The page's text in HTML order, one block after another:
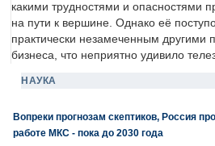
какими трудностями и опасностями
на пути к вершине. Однако её
практически незамеченным другими
бизнеса, что неприятно удивило
НАУКА
Вопреки прогнозам скептиков, Россия
работе МКС - пока до 2030 года